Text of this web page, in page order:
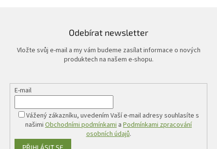
Odebírat newsletter
Vložte svůj e-mail a my vám budeme zasílat informace o nových
produktech na našem e-shopu.
E-mail
Vážený zákazníku, uvedením Vaší e-mail adresy souhlasíte s
našimi Obchodními podmínkami a Podmínkami zpracování
osobních údajů.
PŘIHLÁSIT SE